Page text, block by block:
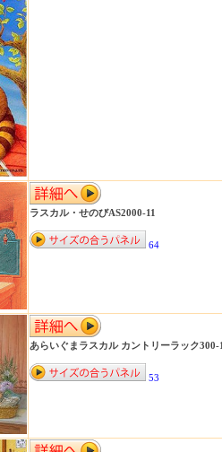
ラスカル・せのびAS2000-11
64
あらいぐまラスカル カントリーラック300-
53